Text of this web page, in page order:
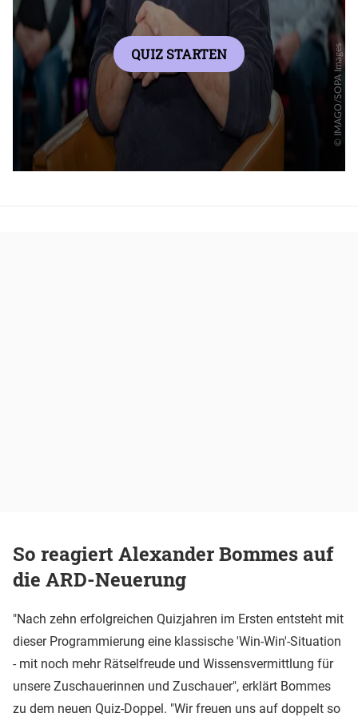
So reagiert Alexander Bommes auf
die ARD-Neuerung
"Nach zehn erfolgreichen Quizjahren im Ersten entsteht mit
dieser Programmierung eine klassische 'Win-Win'-Situation
- mit noch mehr Rätselfreude und Wissensvermittlung für
unsere Zuschauerinnen und Zuschauer", erklärt Bommes
zu dem neuen Quiz-Doppel. "Wir freuen uns auf doppelt so